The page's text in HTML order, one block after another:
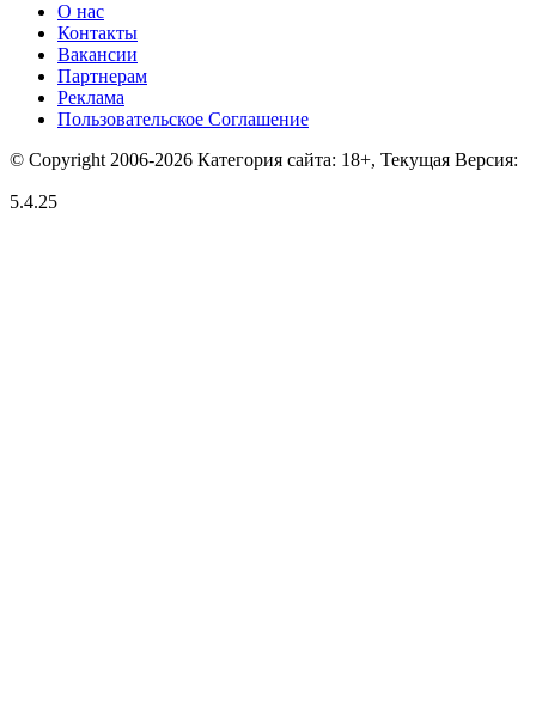
О нас
Контакты
Вакансии
Партнерам
Реклама
Пользовательское Соглашение
© Copyright 2006-2026 Категория сайта: 18+, Текущая Версия:
5.4.25